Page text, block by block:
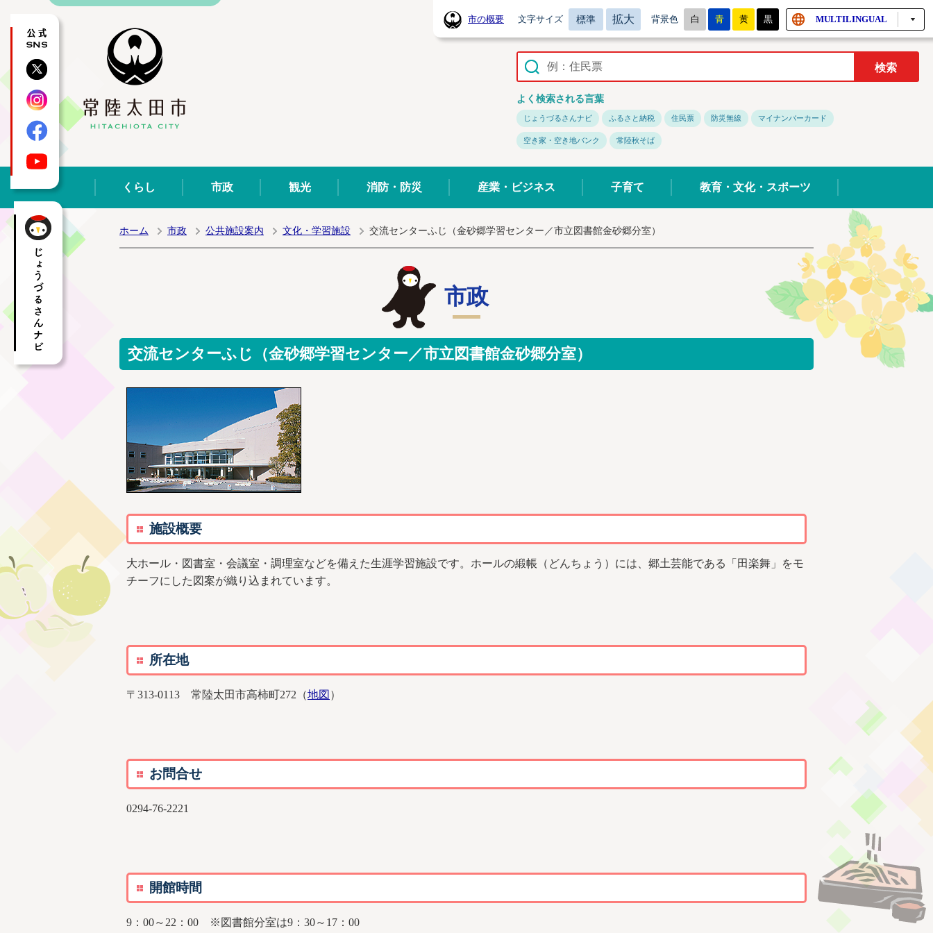
常陸太田市ホームページ
市の概要 文字サイズ 標準 拡大 背景色 白 青 黄 黒 MULTILINGUAL
よく検索される言葉
じょうづるさんナビ ふるさと納税 住民票 防災無線 マイナンバーカード
空き家・空き地バンク 常陸秋そば
公式SNS
X
Instagram
Facebook
YouTube くらし 市政 観光 消防・防災 産業・ビジネス 子育て 教育・文化・スポーツ
ホーム 市政 公共施設案内 文化・学習施設 交流センターふじ（金砂郷学習センター／市立図書館金砂郷分室）
市政
交流センターふじ（金砂郷学習センター／市立図書館金砂郷分室）
施設概要
大ホール・図書室・会議室・調理室などを備えた生涯学習施設です。ホールの緞帳（どんちょう）には、郷土芸能である「田楽舞」をモ
チーフにした図案が織り込まれています。
所在地
〒313-0113 常陸太田市高柿町272（地図 ）
お問合せ
0294-76-2221
開館時間
9：00～22：00 ※図書館分室は9：30～17：00